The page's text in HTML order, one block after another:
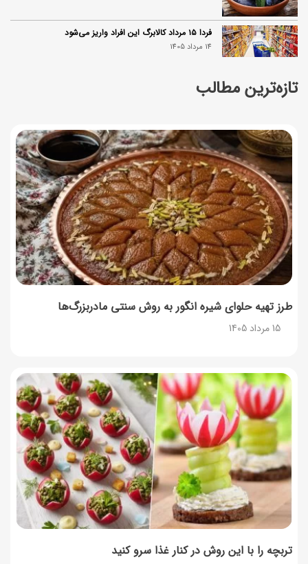
تازه‌ترین مطالب
طرز تهیه حلوای شیره انگور به روش سنتی مادربزرگ‌ها
15 مرداد 1405
تربچه را با این روش در کنار غذا سرو کنید
فردا ۱۵ مرداد کالابرگ این افراد واریز می‌شود
14 مرداد 1405
زمان شارژ کالابرگ تغییر کرد؛ جزئیات برنامه جدید واریز اعتبار
توصیه‌های مهم برای دفع انواع حشرات در خانه
14 مرداد 1405
طرز تهیه آلبالو شور خانگی؛ خوش‌رنگ و بدون کپک
14 مرداد 1405
طرز تهیه پنکیک با شیره انگور؛ صبحانه‌ای سالم و انرژی‌بخش
14 مرداد 1405
طرز تهیه پش ملبا (پیچ ملبا)؛ دسر کلاسیک هلو و بستنی
13 مرداد 1405
طرز تهیه حلوای بحرینی؛ دسر سنتی خاورمیانه‌ای
13 مرداد 1405